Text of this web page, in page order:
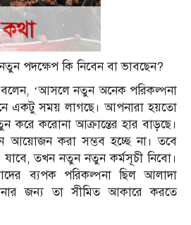
পদক্ষেপ কি নিবেন বা ভাবছেন?
‘আসলে নতুন অনেক পরিকল্পনা
একটু সময় লাগছে। আপনারা হয়তো
করে করোনা আক্রান্তের হার বাড়ছে।
আয়োজন করা সম্ভব হচ্ছে না। তবে
তখন নতুন নতুন কর্মসূচী নিবো।
ব্যপক পরিকল্পনা ছিল আলাদা
জন্য তা সীমিত আকারে করতে